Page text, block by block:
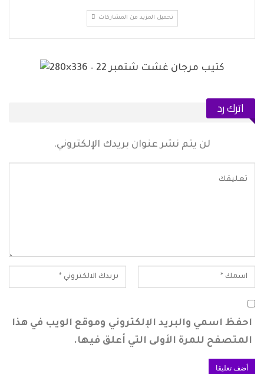
تحميل المزيد من المشاركات
اترك رد
لن يتم نشر عنوان بريدك الإلكتروني.
احفظ اسمي والبريد الإلكتروني وموقع الويب في هذا
المتصفح للمرة الأولى التي أعلق فيها.